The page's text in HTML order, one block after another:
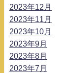
2023年12月
2023年11月
2023年10月
2023年9月
2023年8月
2023年7月